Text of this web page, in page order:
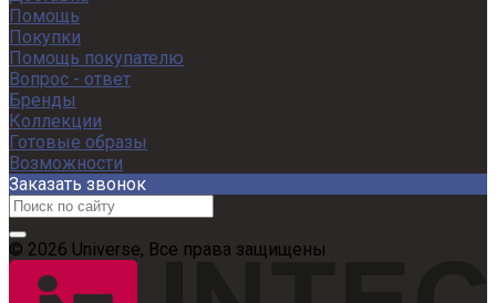
Помощь
Покупки
Помощь покупателю
Вопрос - ответ
Бренды
Коллекции
Готовые образы
Возможности
Заказать звонок
© 2026 Universe, Все права защищены